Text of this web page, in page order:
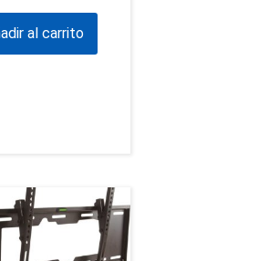
al carrito